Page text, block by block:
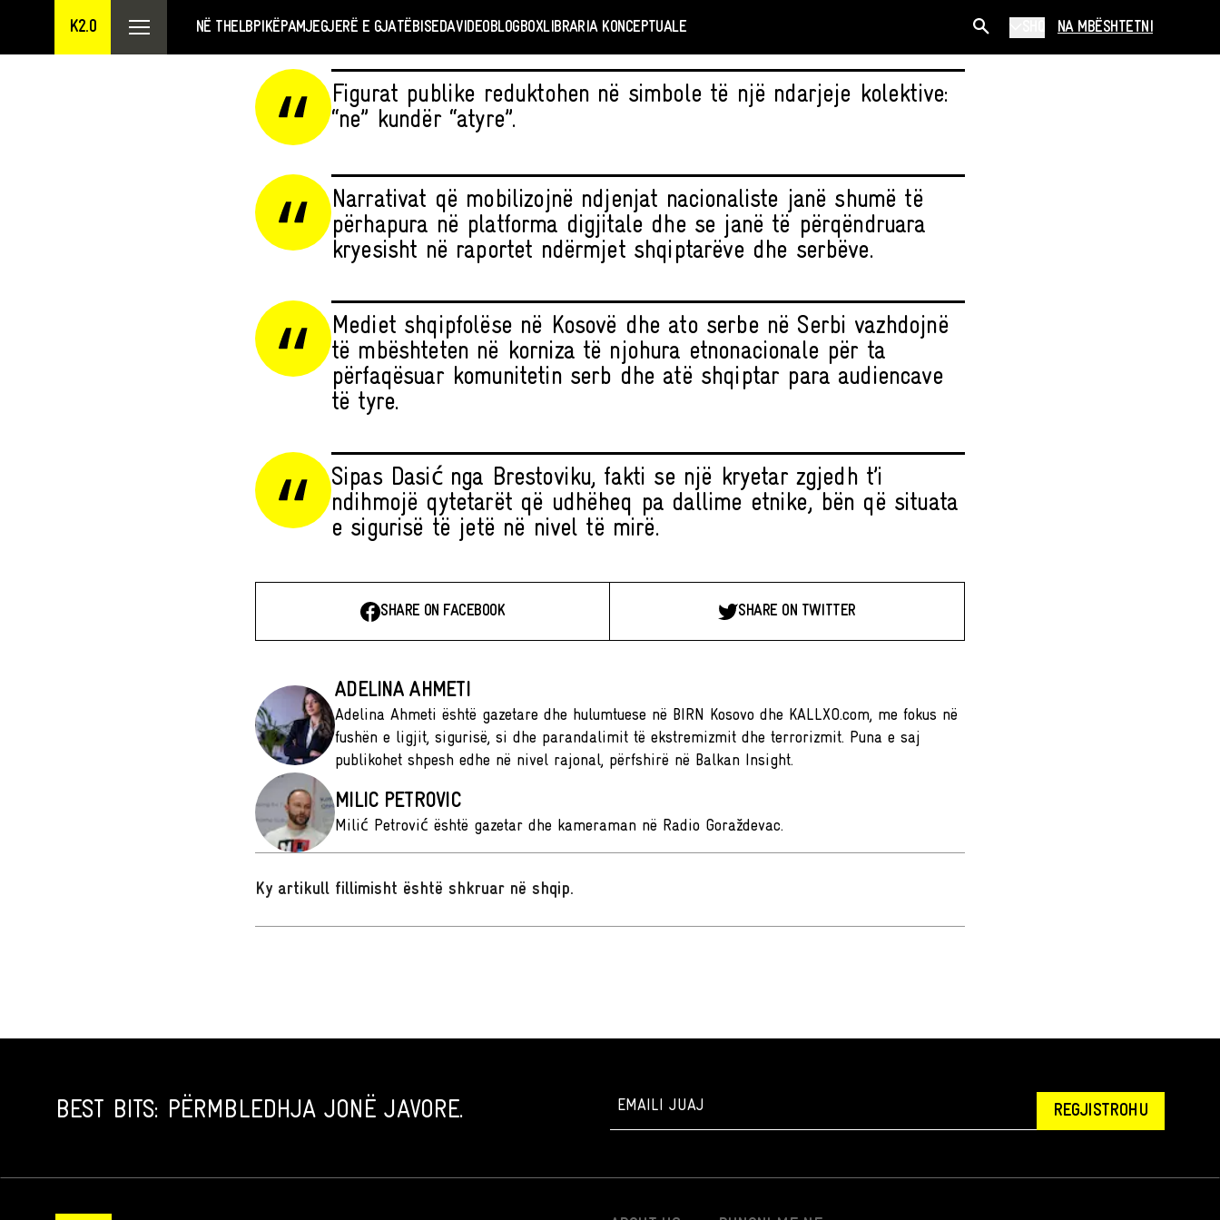
K2.0 NË THELBPIKËPAMJEGJERË E GJATËBISEDAVIDEOBLOGBOXLIBRARIA KONCEPTUALE NA MBËSHTETNI
Figurat publike reduktohen në simbole të një ndarjeje kolektive:
“ne” kundër “atyre”.
Narrativat që mobilizojnë ndjenjat nacionaliste janë shumë të
përhapura në platforma digjitale dhe se janë të përqëndruara
kryesisht në raportet ndërmjet shqiptarëve dhe serbëve.
Mediet shqipfolëse në Kosovë dhe ato serbe në Serbi vazhdojnë
të mbështeten në korniza të njohura etnonacionale për ta
përfaqësuar komunitetin serb dhe atë shqiptar para audiencave
të tyre.
Sipas Dasić nga Brestoviku, fakti se një kryetar zgjedh t’i
ndihmojë qytetarët që udhëheq pa dallime etnike, bën që situata
e sigurisë të jetë në nivel të mirë.
SHARE ON FACEBOOK SHARE ON TWITTER
ADELINA AHMETI
Adelina Ahmeti është gazetare dhe hulumtuese në BIRN Kosovo dhe KALLXO.com, me fokus në
fushën e ligjit, sigurisë, si dhe parandalimit të ekstremizmit dhe terrorizmit. Puna e saj
publikohet shpesh edhe në nivel rajonal, përfshirë në Balkan Insight.
MILIC PETROVIC
Milić Petrović është gazetar dhe kameraman në Radio Goraždevac.
Ky artikull fillimisht është shkruar në shqip.
BEST BITS: PËRMBLEDHJA JONË JAVORE. REGJISTROHU